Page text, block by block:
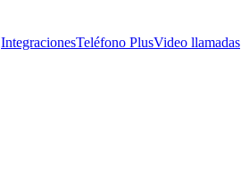
IntegracionesTeléfono PlusVideo llamadas